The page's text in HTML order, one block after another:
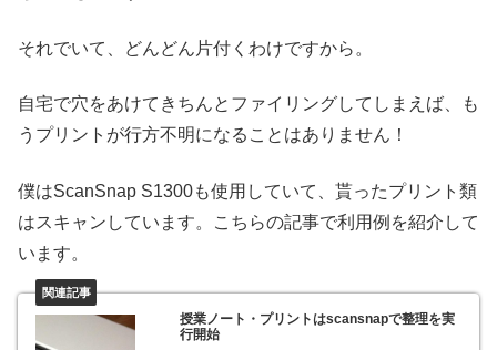
それでいて、どんどん片付くわけですから。
自宅で穴をあけてきちんとファイリングしてしまえば、も
うプリントが行方不明になることはありません！
僕はScanSnap S1300も使用していて、貰ったプリント類
はスキャンしています。こちらの記事で利用例を紹介して
います。
授業ノート・プリントはscansnapで整理を実
行開始